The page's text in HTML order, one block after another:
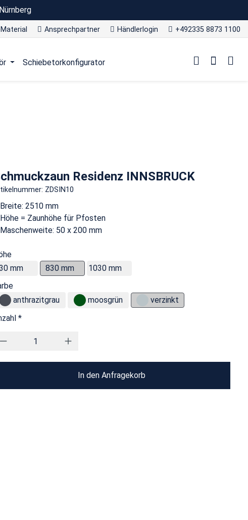
Ansprechpartner Händlerlogin +492335 8873 1100
Schiebetorkonfigurator
Residenz INNSBRUCK
ZDSIN10
Breite: 2510 mm
Höhe = Zaunhöhe für Pfosten
Maschenweite: 50 x 200 mm
mm
830 mm
1030 mm
anthrazitgrau
moosgrün
verzinkt
*
In den Anfragekorb